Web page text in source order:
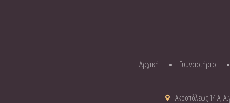
Αρχική Γυμναστήριο
Ακροπόλεως 14 Α,